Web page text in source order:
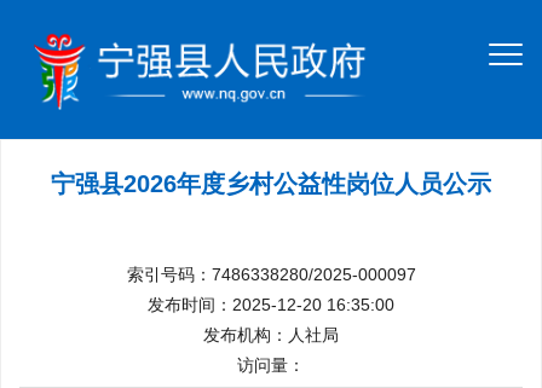
宁强县2026年度乡村公益性岗位人员公示
索引号码：7486338280/2025-000097
发布时间：2025-12-20 16:35:00
发布机构：人社局
访问量：